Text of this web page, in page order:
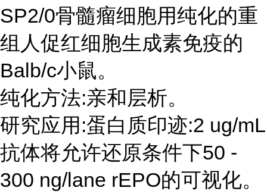
SP2/0骨髓瘤细胞用纯化的重
组人促红细胞生成素免疫的
Balb/c小鼠。
纯化方法:亲和层析。
研究应用:蛋白质印迹:2 ug/mL
抗体将允许还原条件下50 -
300 ng/lane rEPO的可视化。